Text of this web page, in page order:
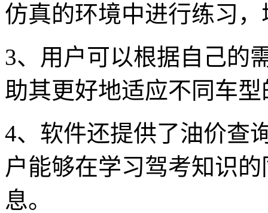
仿真的环境中进行练习
3、用户可以根据自己的
助其更好地适应不同车
4、软件还提供了油价查
户能够在学习驾考知识
息。